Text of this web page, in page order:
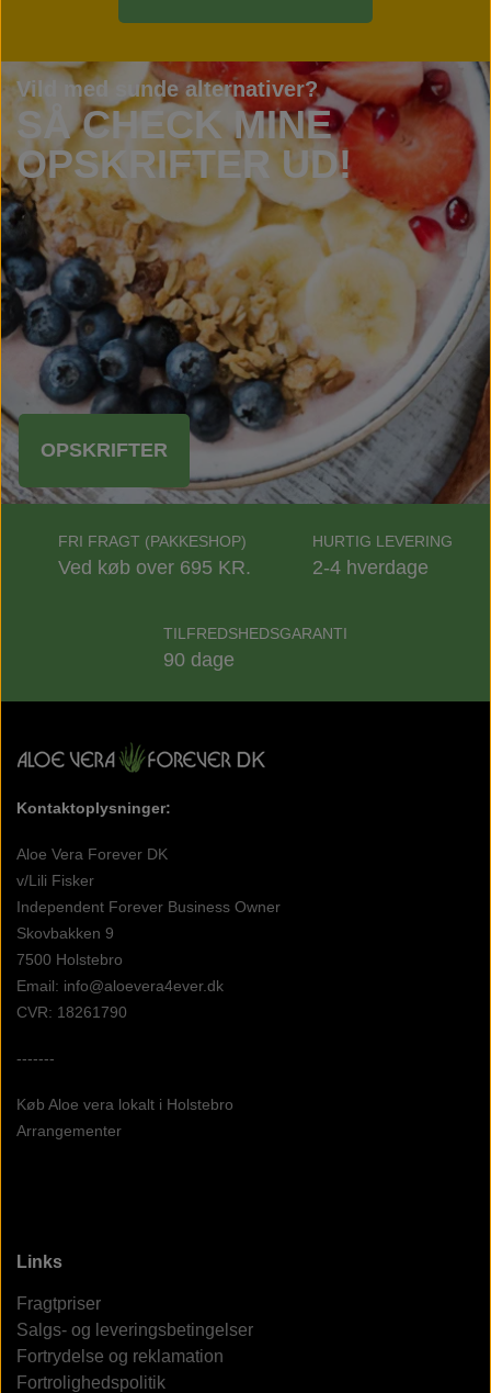
Vild med sunde alternativer?
SÅ CHECK MINE
OPSKRIFTER UD!
OPSKRIFTER
FRI FRAGT (PAKKESHOP)
Ved køb over 695 KR.
HURTIG LEVERING
2-4 hverdage
TILFREDSHEDSGARANTI
90 dage
Kontaktoplysninger:
Aloe Vera Forever DK
v/Lili Fisker
Independent Forever Business Owner
Skovbakken 9
7500 Holstebro
Email: info@aloevera4ever.dk
CVR: 18261790
-------
Køb Aloe vera lokalt i Holstebro
Arrangementer
Links
Fragtpriser
Salgs- og leveringsbetingelser
Fortrydelse og reklamation
Fortrolighedspolitik